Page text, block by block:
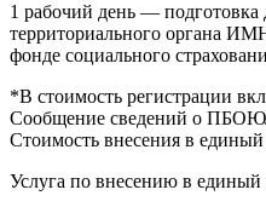
1 рабочий день — подготовка
территориального органа
фонде социального
*В стоимость регистрации
Сообщение сведений о
Стоимость внесения в
Услуга по внесению в единый